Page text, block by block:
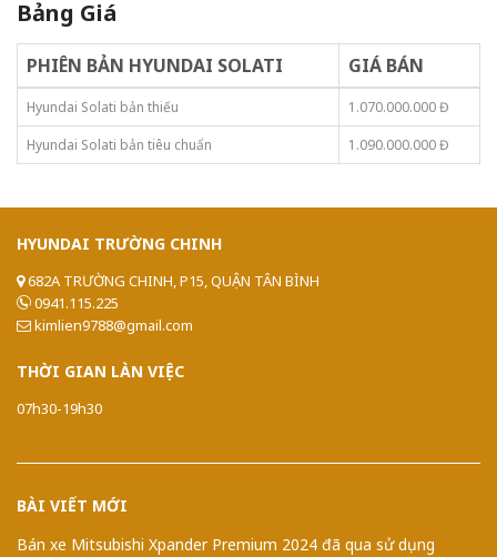
Bảng Giá
PHIÊN BẢN HYUNDAI SOLATI GIÁ BÁN
Hyundai Solati bản thiếu
1.070.000.000 Đ
Hyundai Solati bản tiêu chuẩn
1.090.000.000 Đ
HYUNDAI TRƯỜNG CHINH
682A TRƯỜNG CHINH, P15, QUẬN TÂN BÌNH
0941.115.225
kimlien9788@gmail.com
THỜI GIAN LÀN VIỆC
07h30-19h30
BÀI VIẾT MỚI
Bán xe Mitsubishi Xpander Premium 2024 đã qua sử dụng